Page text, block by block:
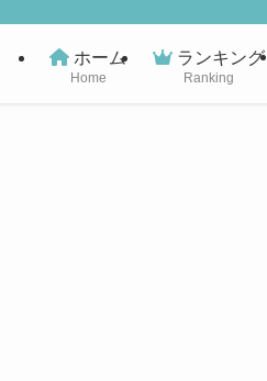
ホーム
Home
ランキング
Ranking